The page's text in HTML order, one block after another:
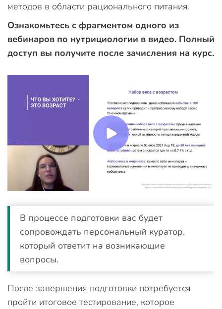
методов в области рационального питания.
Ознакомьтесь с фрагментом одного из
вебинаров по нутрициологии в видео. Полный
доступ вы получите после зачисления на курс.
В процессе подготовки вас будет
сопровождать персональный куратор,
который ответит на возникающие
вопросы.
После завершения подготовки потребуется
пройти итоговое тестирование, которое